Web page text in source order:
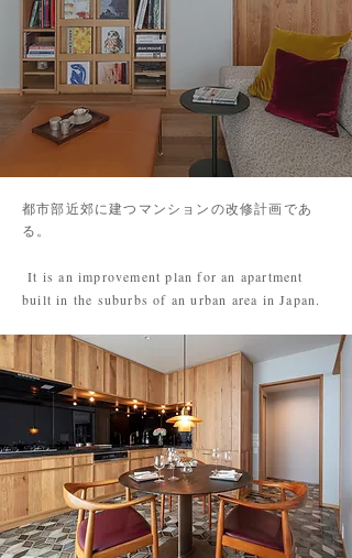
都市部近郊に建つマンションの改修計画であ
る。
It is an improvement plan for an apartment
built in the suburbs of an urban area in Japan.